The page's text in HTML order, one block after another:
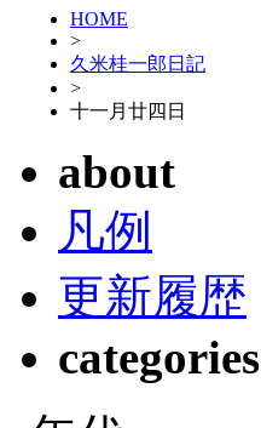
HOME
>
久米桂一郎日記
>
十一月廿四日
about
凡例
更新履歴
categories